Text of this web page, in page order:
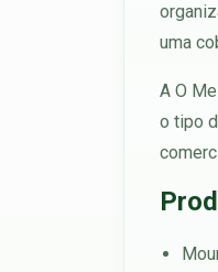
uma
A O
o tipo